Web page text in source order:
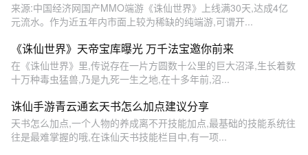
来源:中国经济网国产MMO端游《诛仙世界》上线满30天,达成4亿
元流水。作为近五年内市面上较为稀缺的纯端游,可谓开...
《诛仙世界》天帝宝库曝光 万千法宝邀你前来
在《诛仙世界》里,传说存在一片方圆数十公里的巨大沼泽,生长着数
十万种毒虫猛兽,乃是九死一生之地,在十多年前,沼...
诛仙手游青云通玄天书怎么加点建议分享
天书怎么加点,一个人物的养成离不开技能加点,最基础的技能系统往
往是最难掌握的哦,在诛仙天书技能栏目中,有一项...